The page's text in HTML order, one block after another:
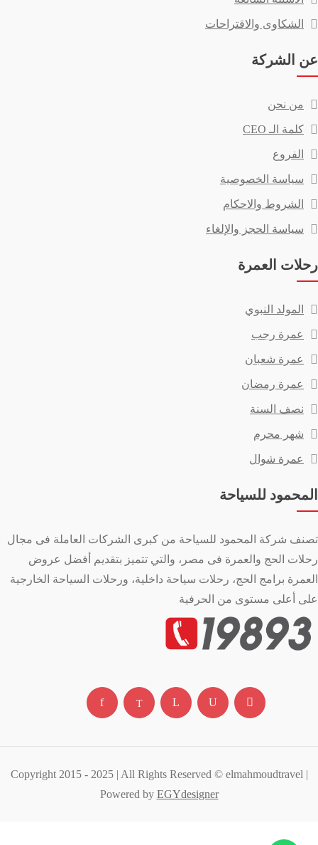
الشكاوى والاقتراحات
عن الشركة
من نحن
كلمة الـ CEO
الفروع
سياسة الخصوصية
الشروط والاحكام
سياسة الحجز والإلغاء
رحلات العمرة
المولد النبوي
عمرة رجب
عمرة شعبان
عمرة رمضان
نصف السنة
شهر محرم
عمرة شوال
المحمود للسياحة
تصنف شركة المحمود للسياحة من كبرى الشركات العاملة فى مجال
رحلات الحج والعمرة فى مصر، والتي تتميز بتقديم أفضل عروض
العمرة برامج الحج، رحلات سياحة داخلية، ورحلات السياحة الخارجية
على أعلى مستوى من الحرفية
Copyright 2015 - 2025 | All Rights Reserved © elmahmoudtravel |
Powered by EGYdesigner